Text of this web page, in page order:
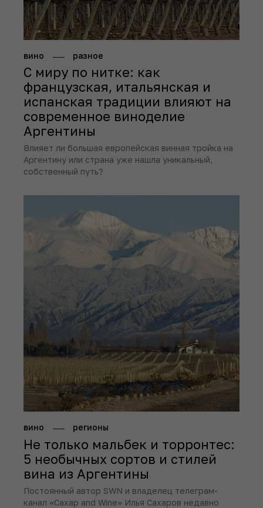
вино разное
С миру по нитке: как
французская, итальянская и
испанская традиции влияют на
современное виноделие
Аргентины
Влияет ли большая европейская винная тройка на
Аргентину или страна уже нашла уникальный,
собственный путь?
вино регионы
Не только мальбек и торронтес:
5 необычных сортов и стилей
вина из Аргентины
Постоянный автор SWN и владелец телеграм-
канал «Caxap and Wine» Илья Сахаров недавно